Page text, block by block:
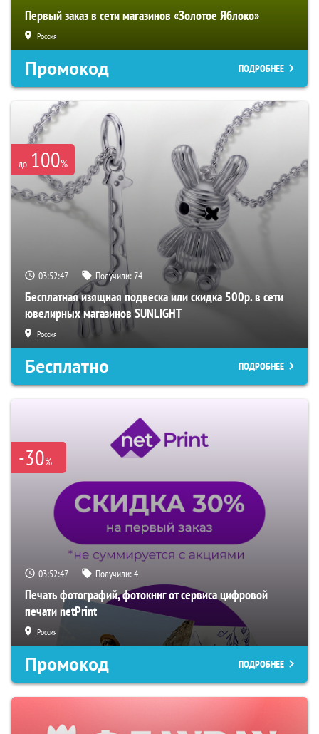
Первый заказ в сети магазинов «Золотое Яблоко»
Россия
Промокод ПОДРОБНЕЕ
до 100%
03:52:46 Получили:74
Бесплатная изящная подвеска или скидка 500р. в сети
ювелирных магазинов SUNLIGHT
Россия
Бесплатно ПОДРОБНЕЕ
-30%
03:52:46 Получили:4
Печать фотографий, фотокниг от сервиса цифровой
печати netPrint
Россия
Промокод ПОДРОБНЕЕ